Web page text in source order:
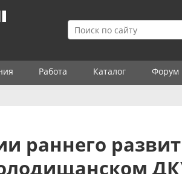
Работа Каталог Форум
раннего